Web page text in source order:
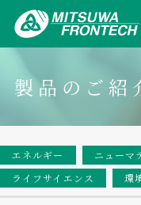
製品のご紹
エネルギー ニューマ
ライフサイエンス
環